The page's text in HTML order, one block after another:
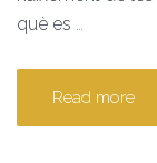
què es …
Read more